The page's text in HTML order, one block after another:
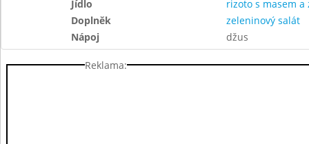
Jídlo
rizoto s masem a
Doplněk
zeleninový salát
Nápoj
džus
Reklama: